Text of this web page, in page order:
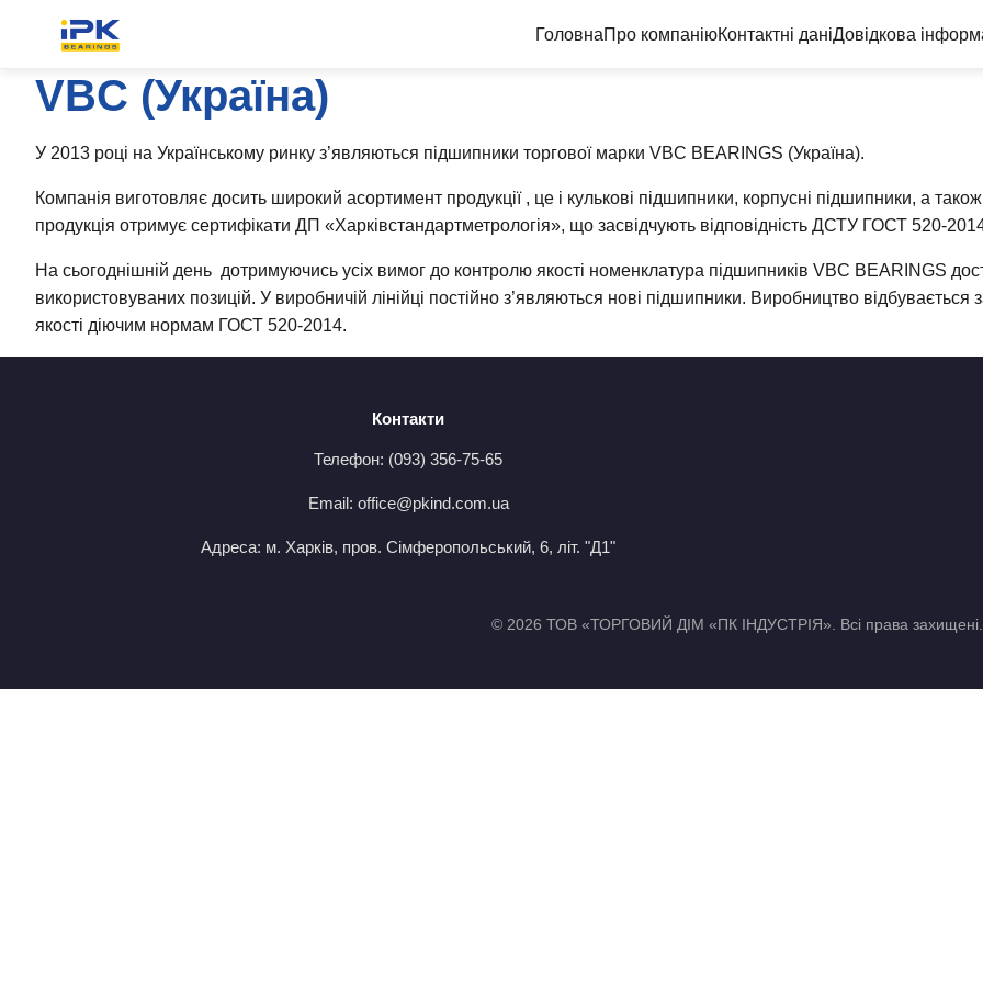
ГоловнаПро компаніюКонтактні даніДовідкова
VBC (Україна)
У 2013 році на Українському ринку з’являються підшипники торгової марки VBC BEARINGS (Україна).
Компанія виготовляє досить широкий асортимент продукції , це і кулькові підшипники, корпусні підшипники, а
продукція отримує сертифікати ДП «Харківстандартметрологія», що засвідчують відповідність ДСТУ ГОСТ 520-
На сьогоднішній день дотримуючись усіх вимог до контролю якості номенклатура підшипників VBC BEARINGS
використовуваних позицій. У виробничій лінійці постійно з’являються нові підшипники. Виробництво
якості діючим нормам ГОСТ 520-2014.
Контакти
Телефон: (093) 356-75-65
Email: office@pkind.com.ua
Адреса: м. Харків, пров. Сімферопольський, 6, літ. "Д1"
© 2026 ТОВ «ТОРГОВИЙ ДІМ «ПК ІНДУСТРІЯ». Всі права захищені.